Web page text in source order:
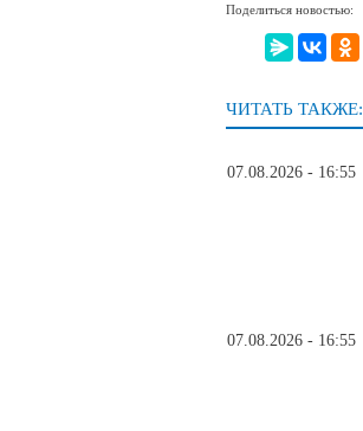
Поделиться новостью:
ЧИТАТЬ ТАКЖЕ:
07.08.2026 - 16:55
07.08.2026 - 16:55